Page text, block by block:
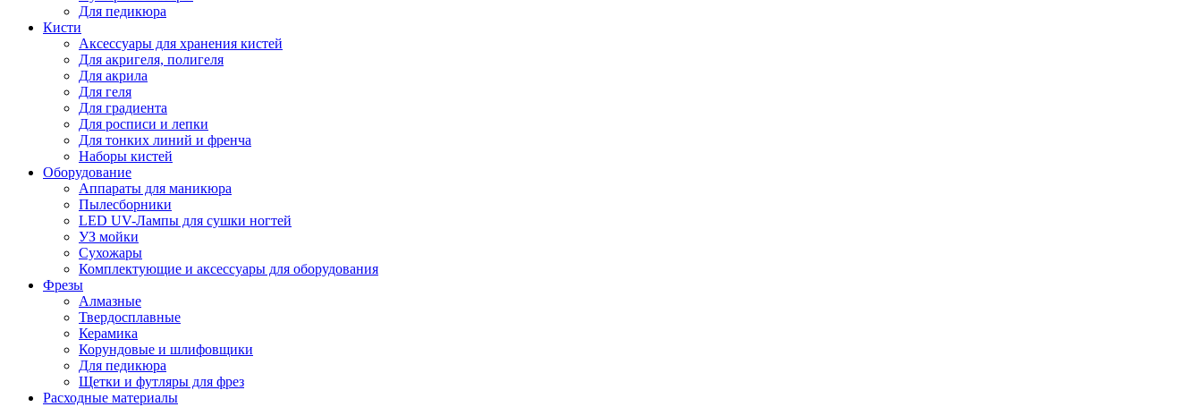
Для педикюра
Кисти
Аксессуары для хранения кистей
Для акригеля, полигеля
Для акрила
Для геля
Для градиента
Для росписи и лепки
Для тонких линий и френча
Наборы кистей
Оборудование
Аппараты для маникюра
Пылесборники
LED UV-Лампы для сушки ногтей
УЗ мойки
Сухожары
Комплектующие и аксессуары для оборудования
Фрезы
Алмазные
Твердосплавные
Керамика
Корундовые и шлифовщики
Для педикюра
Щетки и футляры для фрез
Расходные материалы